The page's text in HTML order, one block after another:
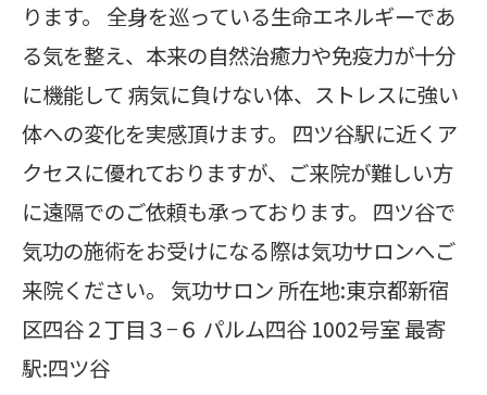
ります。 全身を巡っている生命エネルギーであ
る気を整え、本来の自然治癒力や免疫力が十分
に機能して 病気に負けない体、ストレスに強い
体への変化を実感頂けます。 四ツ谷駅に近くア
クセスに優れておりますが、ご来院が難しい方
に遠隔でのご依頼も承っております。 四ツ谷で
気功の施術をお受けになる際は気功サロンへご
来院ください。 気功サロン 所在地:東京都新宿
区四谷２丁目３−６ パルム四谷 1002号室 最寄
駅:四ツ谷